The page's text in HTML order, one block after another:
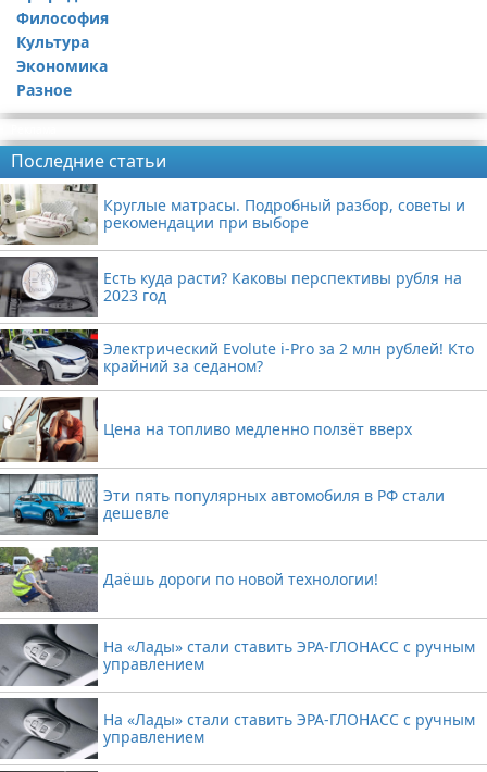
Философия
Культура
Экономика
Разное
Последние статьи
Круглые матрасы. Подробный разбор, советы и
рекомендации при выборе
Есть куда расти? Каковы перспективы рубля на
2023 год
Электрический Evolute i-Pro за 2 млн рублей! Кто
крайний за седаном?
Цена на топливо медленно ползёт вверх
Эти пять популярных автомобиля в РФ стали
дешевле
Даёшь дороги по новой технологии!
На «Лады» стали ставить ЭРА-ГЛОНАСС с ручным
управлением
На «Лады» стали ставить ЭРА-ГЛОНАСС с ручным
управлением